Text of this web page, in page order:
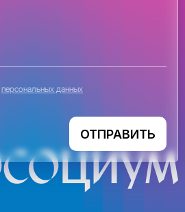
персональных данных
ОТПРАВИТЬ